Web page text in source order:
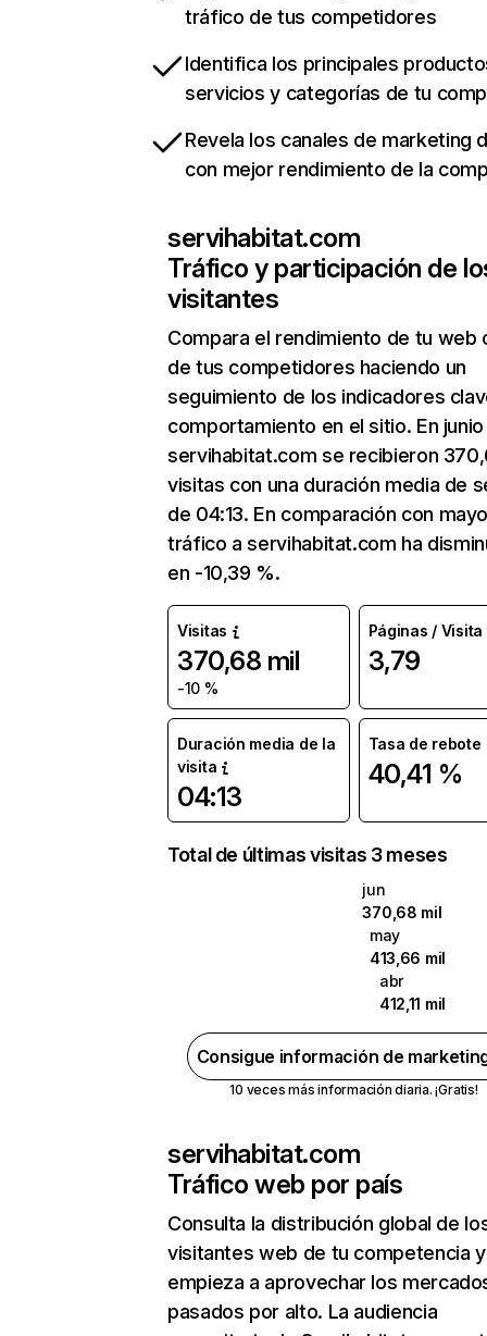
tráfico de tus competidores
Identifica los principales
servicios y categorías de tu
Revela los canales de marketing
con mejor rendimiento de la
servihabitat.com
Tráfico y participación de
visitantes
Compara el rendimiento de tu web
de tus competidores haciendo un
seguimiento de los indicadores
comportamiento en el sitio. En junio
servihabitat.com se recibieron
visitas con una duración media de
de 04:13. En comparación con
tráfico a servihabitat.com ha
en -10,39 %.
Visitas
370,68 mil
-10 %
Páginas / Visita
3,79
Duración media de la
visita
04:13
Tasa de rebote
40,41 %
Total de últimas visitas 3 meses
jun
370,68 mil
may
413,66 mil
abr
412,11 mil
Consigue información de
10 veces más información diaria. ¡Gratis!
servihabitat.com
Tráfico web por país
Consulta la distribución global de
visitantes web de tu competencia y
empieza a aprovechar los
pasados por alto. La audiencia